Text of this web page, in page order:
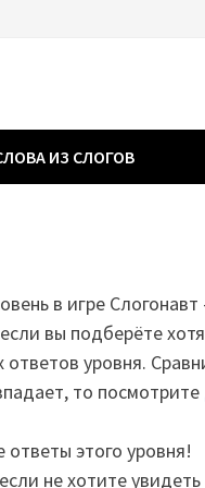
ИЗ СЛОГОВ
в игре
вы подберёте
ответов уровня.
то посмотрите
этого уровня!
не хотите